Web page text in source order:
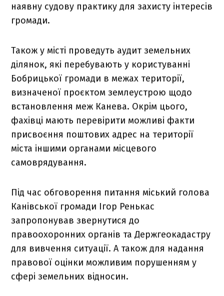
наявну судову практику для захисту інтересів
громади.
Також у місті проведуть аудит земельних
ділянок, які перебувають у користуванні
Бобрицької громади в межах території,
визначеної проєктом землеустрою щодо
встановлення меж Канева. Окрім цього,
фахівці мають перевірити можливі факти
присвоєння поштових адрес на території
міста іншими органами місцевого
самоврядування.
Під час обговорення питання міський голова
Канівської громади Ігор Ренькас
запропонував звернутися до
правоохоронних органів та Держгеокадастру
для вивчення ситуації. А також для надання
правової оцінки можливим порушенням у
сфері земельних відносин.